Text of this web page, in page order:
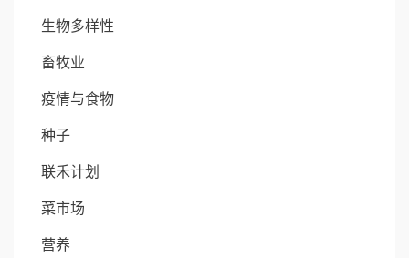
生物多样性
畜牧业
疫情与食物
种子
联禾计划
菜市场
营养